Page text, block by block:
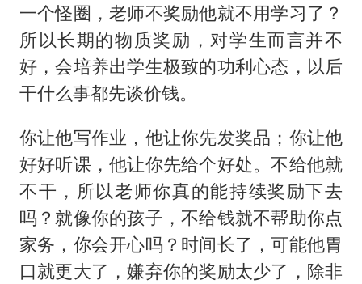
一个怪圈，老师不奖励他就不用学习了？
所以长期的物质奖励，对学生而言并不
好，会培养出学生极致的功利心态，以后
干什么事都先谈价钱。
你让他写作业，他让你先发奖品；你让他
好好听课，他让你先给个好处。不给他就
不干，所以老师你真的能持续奖励下去
吗？就像你的孩子，不给钱就不帮助你点
家务，你会开心吗？时间长了，可能他胃
口就更大了，嫌弃你的奖励太少了，除非